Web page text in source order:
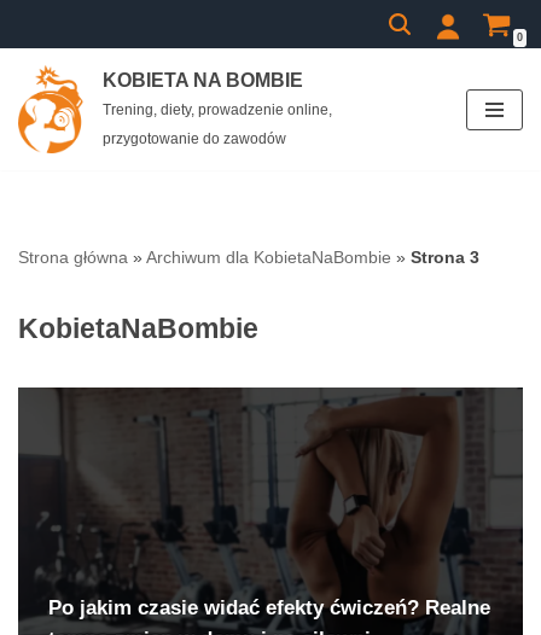
Przejdź
do
treści
0
KOBIETA NA BOMBIE
Trening, diety, prowadzenie online,
przygotowanie do zawodów
Strona główna »Archiwum dla KobietaNaBombie » Strona 3
KobietaNaBombie
Po jakim czasie widać efekty ćwiczeń? Realne